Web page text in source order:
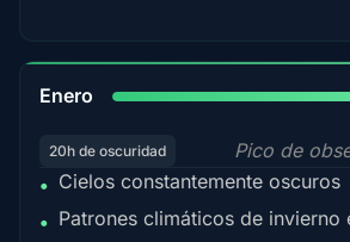
Enero
20h de oscuridad
Pico de
• Cielos constantemente oscuros
• Patrones climáticos de invierno